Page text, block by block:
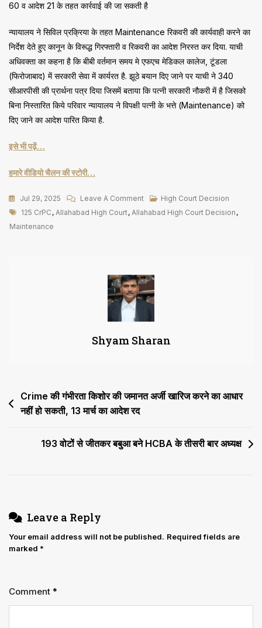
60 व आदेश 21 के तहत कार्रवाई की जा सकती है
न्यायालय ने सिविल प्रक्रिया के तहत Maintenance रिकवरी की कार्यवाही करने का
निर्देश देते हुए कानून के विरूद्ध गिरफ्तारी व रिकवरी का आदेश निरस्त कर दिया. याची
अधिवक्ता का कहना है कि बीबी वर्तमान समय मे एफएच मेडिकल कालेज, टूंडला
(फिरोजाबाद) में सरकारी सेवा में कार्यरत है. झूठे बयान दिए जाने पर याची ने 340
सीआरपीसी की प्रार्थना पत्र दिया जिसमें बताया कि पत्नी सरकारी नौकरी में है जिसको
बिना निस्तारित किये परिवार न्यायालय ने विपक्षी पत्नी के भत्ते (Maintenance) को
दिए जाने का आदेश पारित किया है.
इसे भी पढ़ें…
हमारे वीडियो चैलन की स्टोरी…
Jul 29, 2025 Leave A CommentOn
125
वसूली
आदेश
बेगम
को
राहत
High Court Decision
Tags
125 CrPC , Allahabad High Court, Allahabad High Court Decision ,
Maintenance
Shyam Sharan
Post
navigation
Crime की गंभीरता किशोर की जमानत अर्जी खारिज करने का आधार
नहीं हो सकती, 13 मार्च का आदेश रद
193 वोटों से जीतकर बबुआ बने HCBA के तीसरी बार अध्यक्ष
Leave a Reply
Your email address will not be published. Required fields are
marked *
Comment *